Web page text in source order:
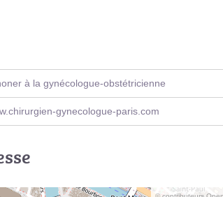
à la gynécologue-obstétricienne
gynecologue-paris.com